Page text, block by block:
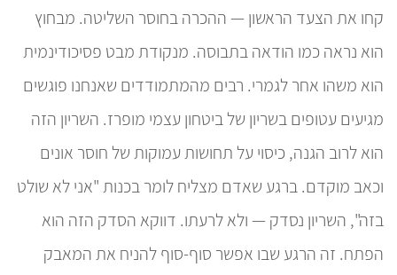
קחו את הצעד הראשון — ההכרה בחוסר השליטה. מבחוץ
הוא נראה כמו הודאה בתבוסה. מנקודת מבט פסיכודינמית
הוא משהו אחר לגמרי. רבים מהמתמודדים שאנחנו פוגשים
מגיעים עטופים בשריון של ביטחון עצמי מופרז. השריון הזה
הוא לרוב הגנה, כיסוי על תחושות עמוקות של חוסר אונים
וכאב מוקדם. ברגע שאדם מצליח לומר בכנות "אני לא שולט
בזה", השריון נסדק — ולא לרעתו. דווקא הסדק הזה הוא
הפתח. זה הרגע שבו אפשר סוף-סוף להניח את המאבק